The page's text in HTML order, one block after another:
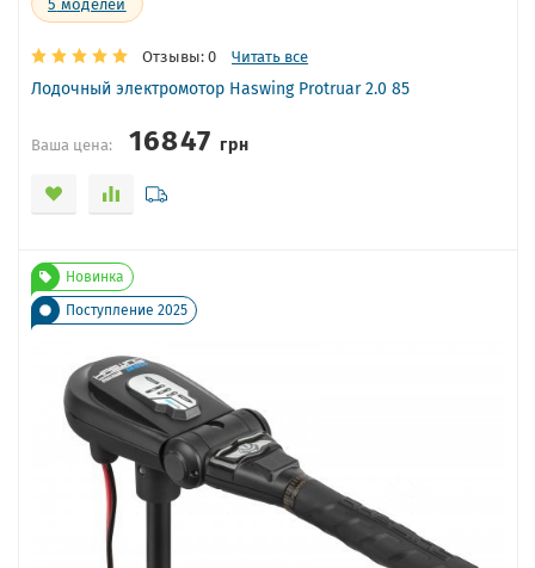
Отзывы: 0 Читать все
Лодочный электромотор Haswing Protruar 2.0 85
Ваша цена: 16847грн
Новинка
Поступление 2025